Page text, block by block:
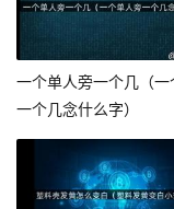
一个单人旁一个几（
一个几念什么字）